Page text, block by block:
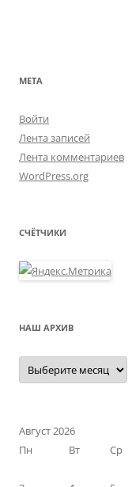
МЕТА
Войти
Лента записей
Лента комментариев
WordPress.org
СЧЁТЧИКИ
НАШ АРХИВ
Наш
архив
Август 2026
Пн
Вт Ср